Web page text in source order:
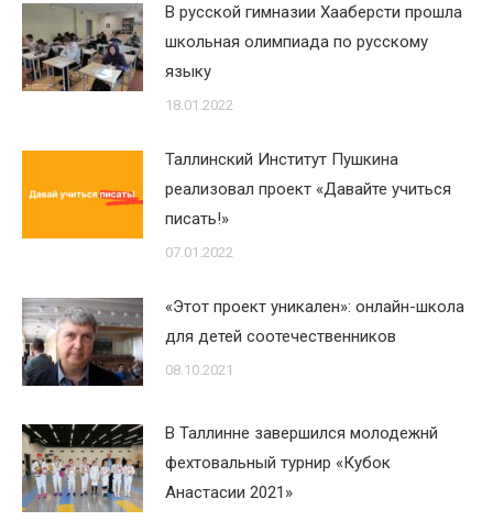
В русской гимназии Хааберсти прошла
школьная олимпиада по русскому
языку
18.01.2022
Таллинский Институт Пушкина
реализовал проект «Давайте учиться
писать!»
07.01.2022
«Этот проект уникален»: онлайн-школа
для детей соотечественников
08.10.2021
В Таллинне завершился молодежнй
фехтовальный турнир «Кубок
Анастасии 2021»